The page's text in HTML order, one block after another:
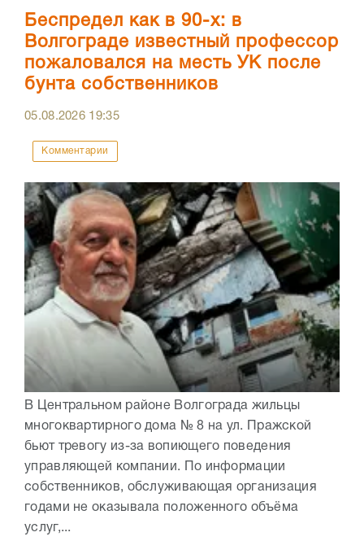
Беспредел как в 90-х: в
Волгограде известный профессор
пожаловался на месть УК после
бунта собственников
05.08.2026 19:35
Комментарии
В Центральном районе Волгограда жильцы
многоквартирного дома № 8 на ул. Пражской
бьют тревогу из-за вопиющего поведения
управляющей компании. По информации
собственников, обслуживающая организация
годами не оказывала положенного объёма
услуг,...